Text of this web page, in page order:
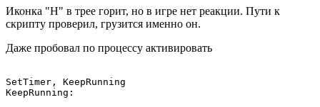
Иконка "H" в трее горит, но в игре нет реакции. Пути к
скрипту проверил, грузится именно он.
Даже пробовал по процессу активировать
SetTimer, KeepRunning
KeepRunning: